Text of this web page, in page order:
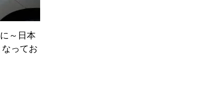
～日本
ってお